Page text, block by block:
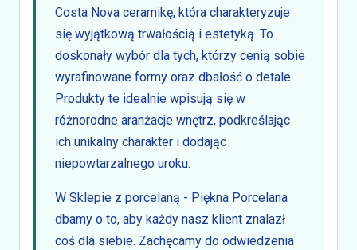
Costa Nova ceramikę, która charakteryzuje
się wyjątkową trwałością i estetyką. To
doskonały wybór dla tych, którzy cenią sobie
wyrafinowane formy oraz dbałość o detale.
Produkty te idealnie wpisują się w
różnorodne aranżacje wnętrz, podkreślając
ich unikalny charakter i dodając
niepowtarzalnego uroku.
W Sklepie z porcelaną - Piękna Porcelana
dbamy o to, aby każdy nasz klient znalazł
coś dla siebie. Zachęcamy do odwiedzenia